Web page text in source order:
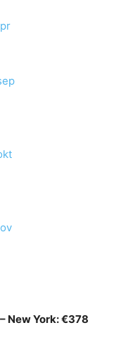
– New York: €378